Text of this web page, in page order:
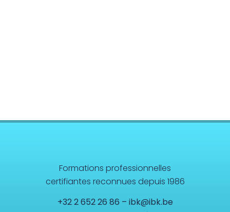
Formations professionnelles
certifiantes reconnues depuis 1986
+32 2 652 26 86 – ibk@ibk.be